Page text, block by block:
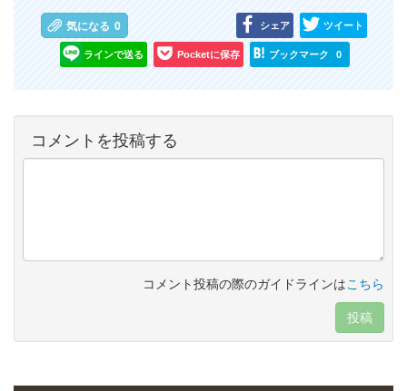
気になる 0 シェア ツイート
ラインで送る Pocketに保存 ブックマーク 0
コメントを投稿する
コメント投稿の際のガイドラインはこちら
投稿